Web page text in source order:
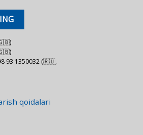
93 1350032 (🇷🇺,
qoidalari